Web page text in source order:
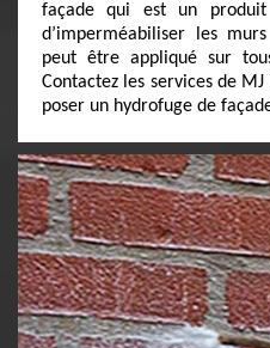
façade qui est un
d’imperméabiliser les
peut être appliqué sur
Contactez les services de
poser un hydrofuge de